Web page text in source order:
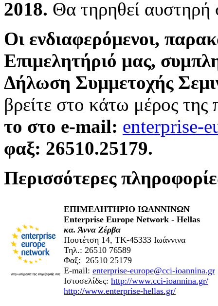
2018. Θα τηρηθεί αυστηρή
Oι ενδιαφερόμενοι,
Επιμελητήριό μας,
Δήλωση Συμμετοχής
βρείτε στο κάτω μέρος
το στο e-mail: enterprise-
φαξ: 26510.25179.
Περισσότερες
ΕΠΙΜΕΛΗΤΗΡΙΟ ΙΩΑΝΝΙΝΩΝ
Enterprise Europe Network - Hellas
κα. Άννα Ζέρβα
Πουτέτση 14, ΤΚ-45333 Ιωάννινα
Τηλ.: 26510 76589
Φαξ: 26510 25179
E-mail: enterprise-europe@cci-ioannina.gr
Ιστοσελίδες: http://www.cci-ioannina.gr/
http://www.enterprise-hellas.gr/